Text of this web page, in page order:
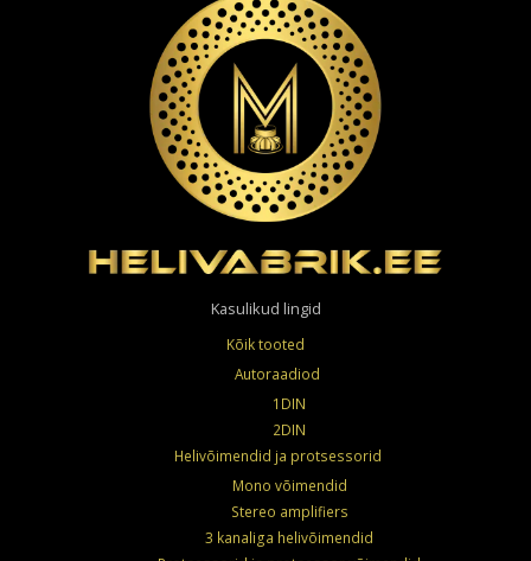
Kasulikud lingid
Kõik tooted
Autoraadiod
1DIN
2DIN
Helivõimendid ja protsessorid
Mono võimendid
Stereo amplifiers
3 kanaliga helivõimendid